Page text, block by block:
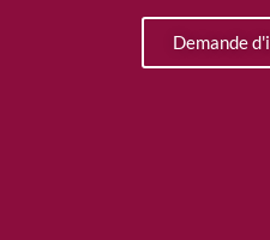
Demande